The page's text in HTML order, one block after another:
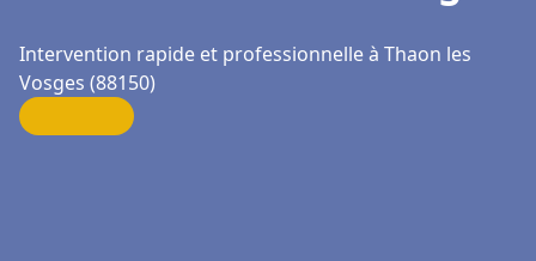
Intervention rapide et professionnelle à Thaon les
Vosges (88150)